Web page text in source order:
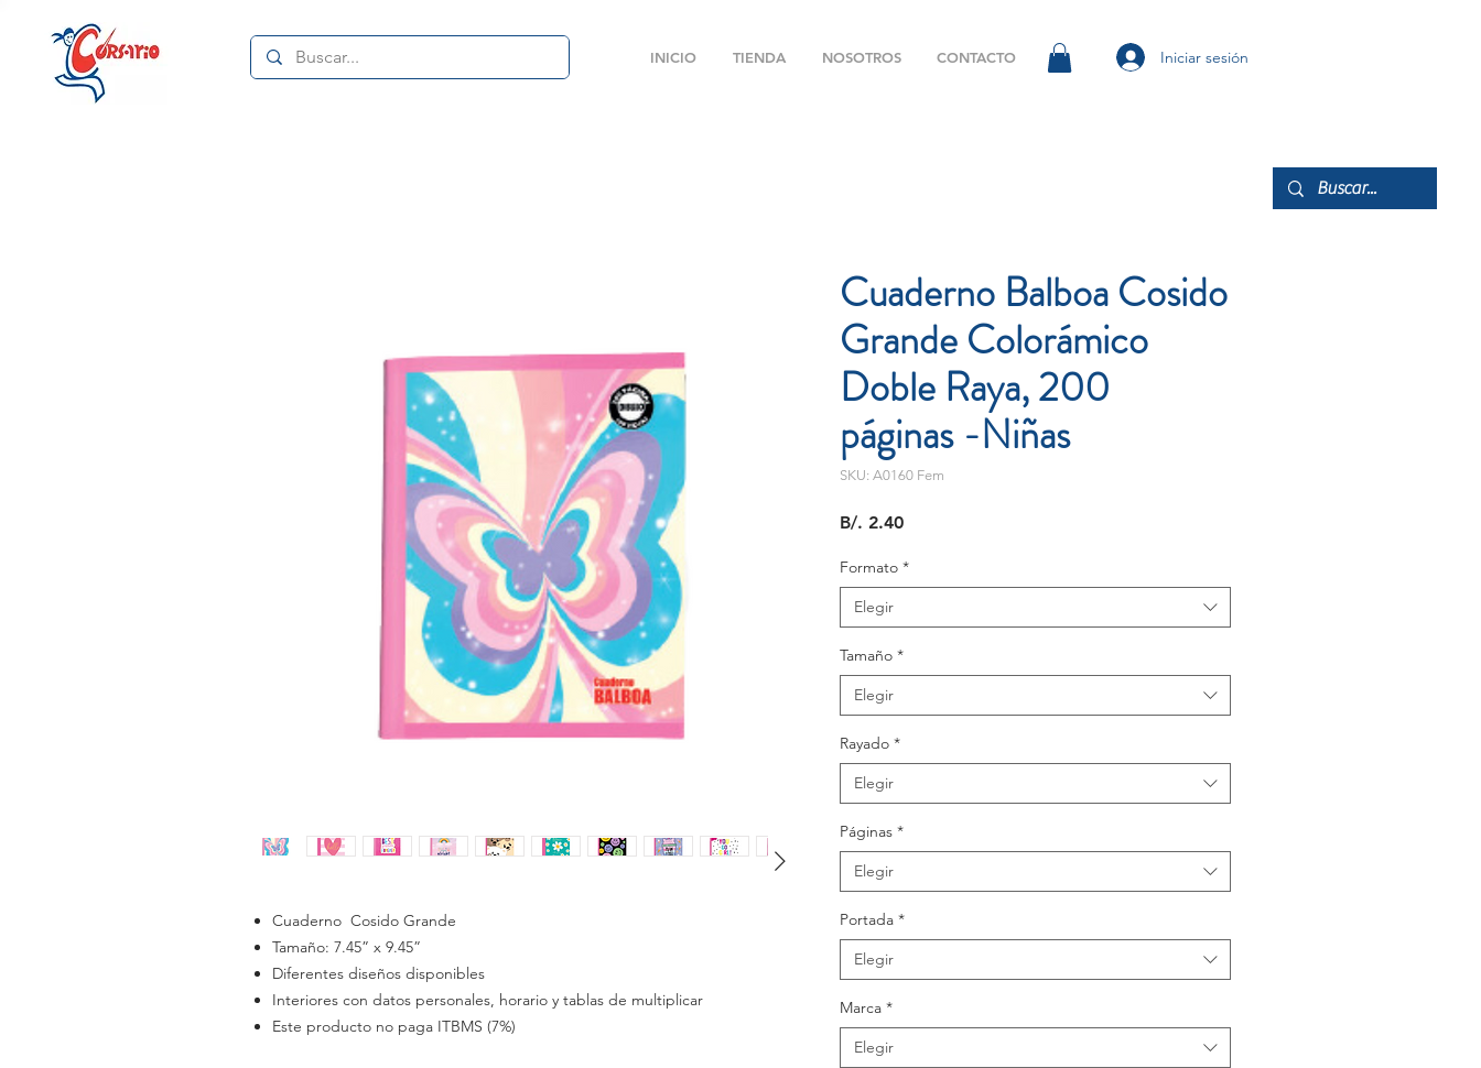
INICIO TIENDA NOSOTROS CONTACTO Iniciar sesión
Cuaderno Cosido Grande
Tamaño: 7.45” x 9.45”
Diferentes diseños disponibles
Interiores con datos personales, horario y tablas de multiplicar
Este producto no paga ITBMS (7%)
Cuaderno Balboa Cosido
Grande Colorámico
Doble Raya, 200
páginas -Niñas
SKU: A0160 Fem
B/. 2.40Precio
Formato *
Elegir
Tamaño *
Elegir
Rayado *
Elegir
Páginas *
Elegir
Portada *
Elegir
Marca *
Elegir